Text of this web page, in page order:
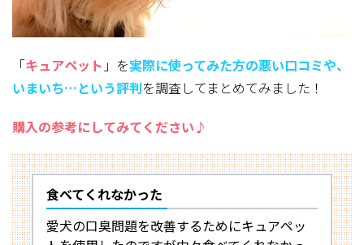
「キュアペット 」を実際に使ってみた方の悪い口コミや、
いまいち…という評判を調査してまとめてみました！
購入の参考にしてみてください♪
食べてくれなかった
愛犬の口臭問題を改善するためにキュアペッ